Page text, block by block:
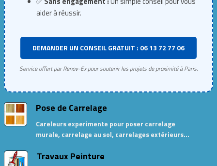
aider à réussir.
DEMANDER UN CONSEIL GRATUIT : 06 13 72 77 06
Service offert par Renov-Ex pour soutenir les projets de proximité à Paris.
Pose de Carrelage
Careleurs experimente pour poser carrelage
murale, carrelage au sol, carrelages extérieurs…
Travaux Peinture